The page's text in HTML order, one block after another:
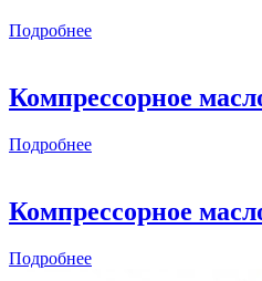
Подробнее
Компрессорное
Подробнее
Компрессорное
Подробнее